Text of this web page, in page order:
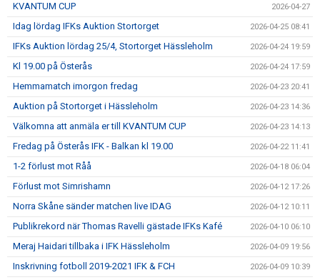
KVANTUM CUP 2026-04-27
Idag lördag IFKs Auktion Stortorget 2026-04-25 08:41
IFKs Auktion lördag 25/4, Stortorget Hässleholm 2026-04-24 19:59
Kl 19.00 på Österås 2026-04-24 17:59
Hemmamatch imorgon fredag 2026-04-23 20:41
Auktion på Stortorget i Hässleholm 2026-04-23 14:36
Välkomna att anmäla er till KVANTUM CUP 2026-04-23 14:13
Fredag på Österås IFK - Balkan kl 19.00 2026-04-22 11:41
1-2 förlust mot Råå 2026-04-18 06:04
Förlust mot Simrishamn 2026-04-12 17:26
Norra Skåne sänder matchen live IDAG 2026-04-12 10:11
Publikrekord när Thomas Ravelli gästade IFKs Kafé 2026-04-10 06:10
Meraj Haidari tillbaka i IFK Hässleholm 2026-04-09 19:56
Inskrivning fotboll 2019-2021 IFK & FCH 2026-04-09 10:39